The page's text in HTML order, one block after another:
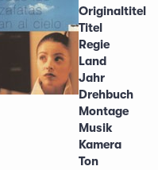
Originaltitel
Titel
Regie
Land
Jahr
Drehbuch
Montage
Musik
Kamera
Ton